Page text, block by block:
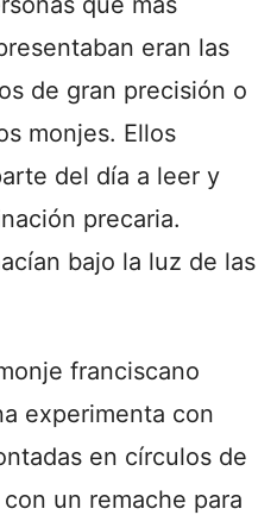
eran las
de gran precisión o
monjes. Ellos
del día a leer y
precaria.
bajo la luz de las
franciscano
experimenta con
en círculos de
un remache para